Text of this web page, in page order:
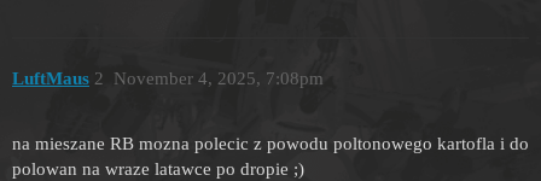
LuftMaus November 4, 2025, 7:08pm
2
na mieszane RB mozna polecic z powodu poltonowego kartofla i do
polowan na wraze latawce po dropie ;)